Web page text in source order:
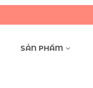
SẢN PHẨM